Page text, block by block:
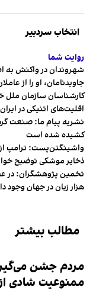
انتخاب سردبیر
روایت شما
شهروندان در واکنش به
جاویدنامان، او را از
کارشناسان سازمان ملل
اقلیت‌های اتنیکی در
نشریه پیام ما: صنعت
کشیده شده است
واشینگتن‌پست: ترامپ
ذخایر موشکی توضیح
هزار زبان در جهان وجود
مطالب بیشتر
مردم جشن
ممنوعیت شادی از